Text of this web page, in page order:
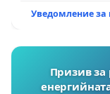
Уведомление за
Призив